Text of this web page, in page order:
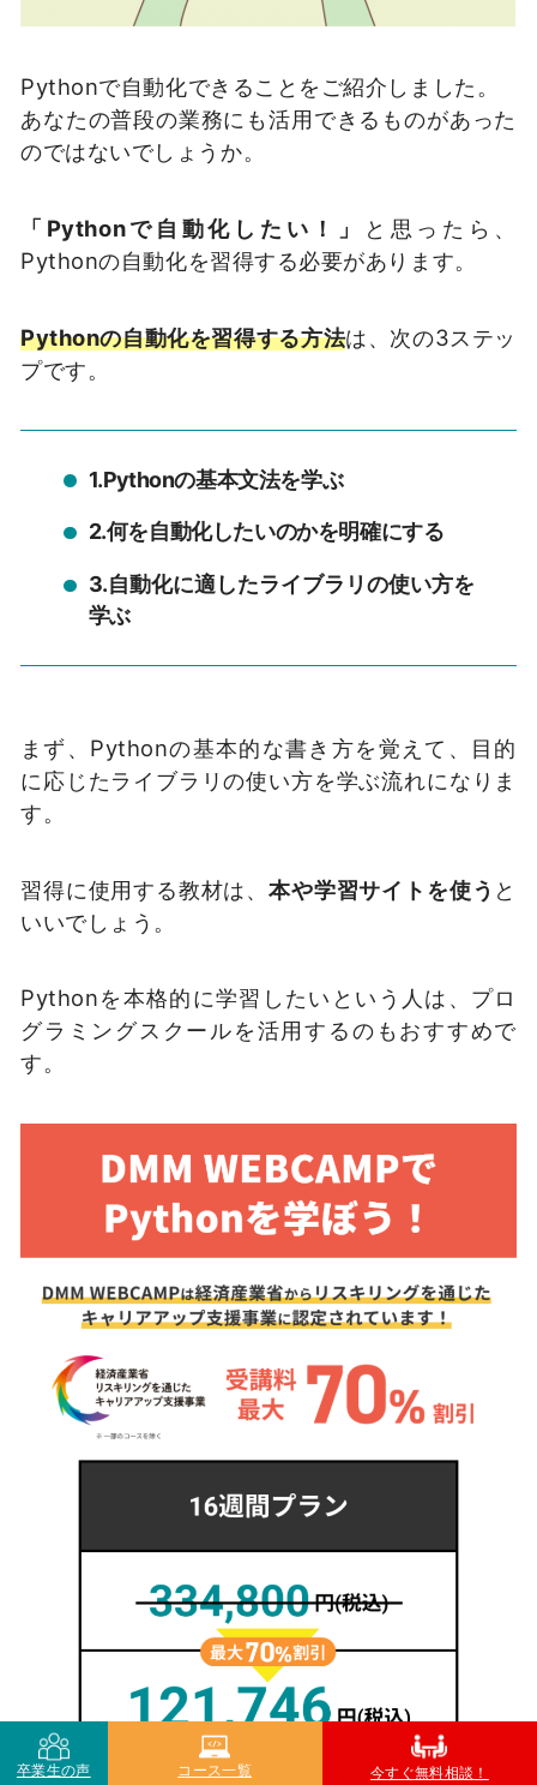
Pythonで自動化できることをご紹介しました。
あなたの普段の業務にも活用できるものがあった
のではないでしょうか。
「Pythonで自動化したい！」
と思ったら、
Pythonの自動化を習得する必要があります。
Pythonの自動化を習得する方法は、次の3ステッ
プです。
1.Pythonの基本文法を学ぶ
2.何を自動化したいのかを明確にする
3.自動化に適したライブラリの使い方を
学ぶ
まず、Pythonの基本的な書き方を覚えて、目的
に応じたライブラリの使い方を学ぶ流れになりま
す。
習得に使用する教材は、本や学習サイトを使う と
いいでしょう。
Pythonを本格的に学習したいという人は、プロ
グラミングスクールを活用するのもおすすめで
す。
卒業生の声 コース一覧 今すぐ無料相談！